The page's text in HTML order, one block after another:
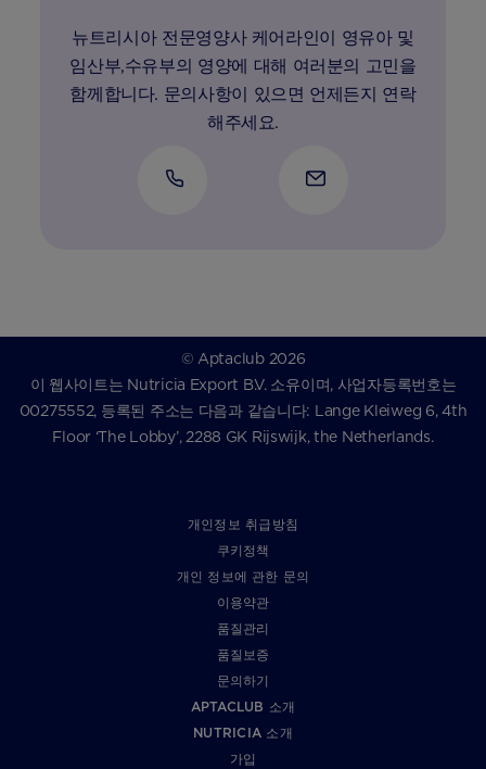
뉴트리시아 전문영양사 케어라인이 영유아 및
임산부,수유부의 영양에 대해 여러분의 고민을
함께합니다. 문의사항이 있으면 언제든지 연락
해주세요.
© Aptaclub 2026
이 웹사이트는 Nutricia Export B.V. 소유이며, 사업자등록번호는
00275552, 등록된 주소는 다음과 같습니다: Lange Kleiweg 6, 4th
Floor ‘The Lobby’, 2288 GK Rijswijk, the Netherlands.
개인정보 취급방침
쿠키정책
개인 정보에 관한 문의
이용약관
품질관리
품질보증
문의하기
APTACLUB 소개
NUTRICIA 소개
가입